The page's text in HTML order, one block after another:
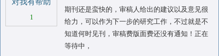
对我有帮助
1
期刊还是蛮快的，审稿人给出的建议以及意见很
给力，可以作为下一步的研究工作，不过就是不
知道何时见刊，审稿费版面费还没有通知！正在
等待中，